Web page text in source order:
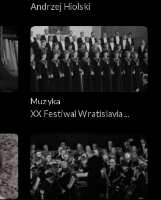
Andrzej Hiolski
Muzyka
XX Festiwal Wratislavia